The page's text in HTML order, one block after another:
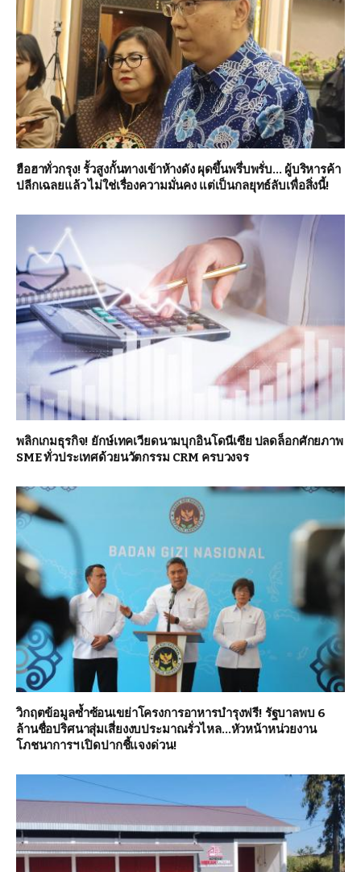
ฮือฮาทั่วกรุง! รั้วสูงกั้นทางเข้าห้างดัง ผุดขึ้นพรึ่บพรั่บ… ผู้บริหารค้า
ปลีกเฉลยแล้ว ไม่ใช่เรื่องความมั่นคง แต่เป็นกลยุทธ์ลับเพื่อสิ่งนี้!
พลิกเกมธุรกิจ! ยักษ์เทคเวียดนามบุกอินโดนีเซีย ปลดล็อกศักยภาพ
SME ทั่วประเทศด้วยนวัตกรรม CRM ครบวงจร
วิกฤตข้อมูลซ้ำซ้อนเขย่าโครงการอาหารบำรุงฟรี! รัฐบาลพบ 6
ล้านชื่อปริศนาสุ่มเสี่ยงงบประมาณรั่วไหล…หัวหน้าหน่วยงาน
โภชนาการฯ เปิดปากชี้แจงด่วน!